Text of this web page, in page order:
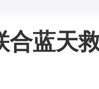
合蓝天